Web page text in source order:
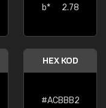
b*
2.78
HEX KOD
#ACBBB2